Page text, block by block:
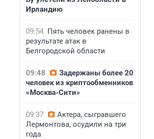
Ирландию
09:54 Пять человек ранены в
результате атак в
Белгородской области
09:48
Задержаны более 20
человек из криптообменников
«Москва-Сити»
09:37
Актера, сыгравшего
Лермонтова, осудили на три
года